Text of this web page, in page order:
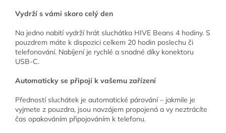
Vydrží s vámi skoro celý den
Na jedno nabití vydrží hrát sluchátka HIVE Beans 4 hodiny. S
pouzdrem máte k dispozici celkem 20 hodin poslechu či
telefonování. Nabíjení je rychlé a snadné díky konektoru
USB-C.
Automaticky se připojí k vašemu zařízení
Předností sluchátek je automatické párování – jakmile je
vyjmete z pouzdra, jsou navzájem propojená a vy neztrácíte
čas opakováním připojováním k telefonu.